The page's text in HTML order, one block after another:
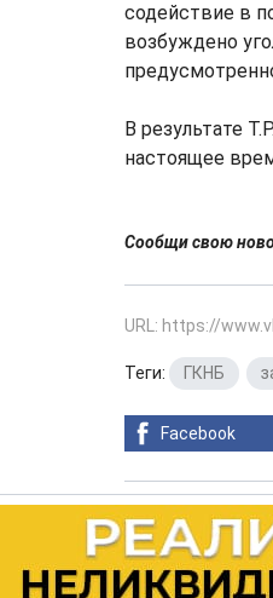
содействие в
возбуждено
В результате
настоящее
Сообщи свою
URL: https://
Теги: ГКНБ
Facebook